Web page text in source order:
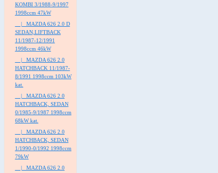
KOMBI 3/1988-9/1997
1998ccm 47kW
|_ MAZDA 626 2.0 D
SEDAN,LIFTBACK
11/1987-12/1991
1998ccm 46kW
|_ MAZDA 626 2.0
HATCHBACK 11/1987-
8/1991 1998ccm 103kW
kat.
|_ MAZDA 626 2.0
HATCHBACK, SEDAN
0/1985-9/1987 1998ccm
68kW kat.
|_ MAZDA 626 2.0
HATCHBACK, SEDAN
1/1990-0/1992 1998ccm
79kW
|_ MAZDA 626 2.0